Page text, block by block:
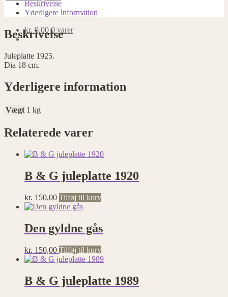
kr. 0,00 0 varer
Beskrivelse
Yderligere information
Beskrivelse
Juleplatte 1925.
Dia 18 cm.
Yderligere information
Vægt 1 kg
Relaterede varer
B & G juleplatte 1920
kr. 150,00 Tilføj til kurv
Den gyldne gås
kr. 150,00 Tilføj til kurv
B & G juleplatte 1989